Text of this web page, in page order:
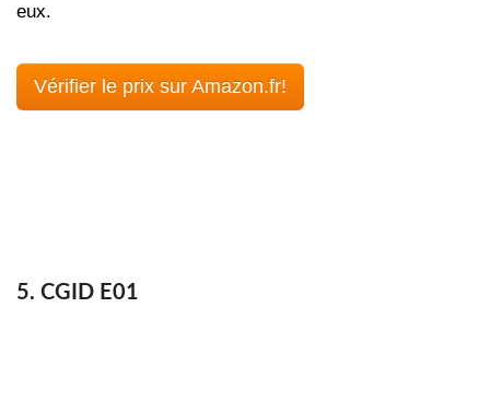
eux.
Vérifier le prix sur Amazon.fr!
5. CGID E01